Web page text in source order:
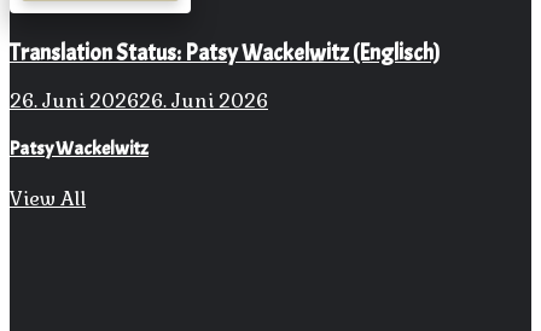
Translation Status: Patsy Wackelwitz (Englisch)
26. Juni 202626. Juni 2026
Patsy Wackelwitz
View All